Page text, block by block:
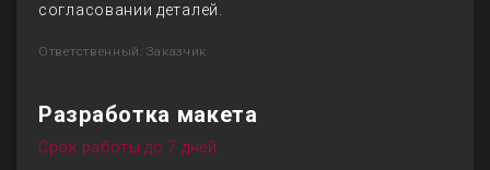
согласовании деталей.
Ответственный: Заказчик
Разработка макета
Срок работы до 7 дней